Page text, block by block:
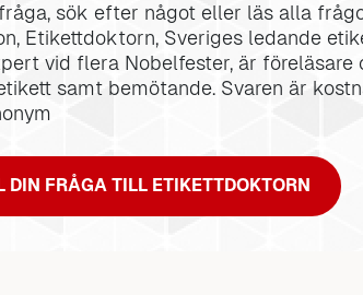
sök efter något eller läs alla
Etikettdoktorn, Sveriges ledande
vid flera Nobelfester, är föreläsare
samt bemötande. Svaren är
DIN FRÅGA TILL ETIKETTDOKTORN